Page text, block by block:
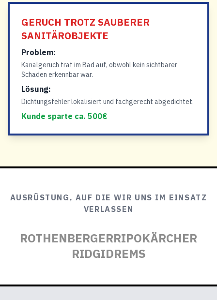
GERUCH TROTZ SAUBERER
SANITÄROBJEKTE
Problem:
Kanalgeruch trat im Bad auf, obwohl kein sichtbarer
Schaden erkennbar war.
Lösung:
Dichtungsfehler lokalisiert und fachgerecht abgedichtet.
Kunde sparte ca. 500€
AUSRÜSTUNG, AUF DIE WIR UNS IM EINSATZ
VERLASSEN
ROTHENBERGERRIPOKÄRCHER
RIDGIDREMS